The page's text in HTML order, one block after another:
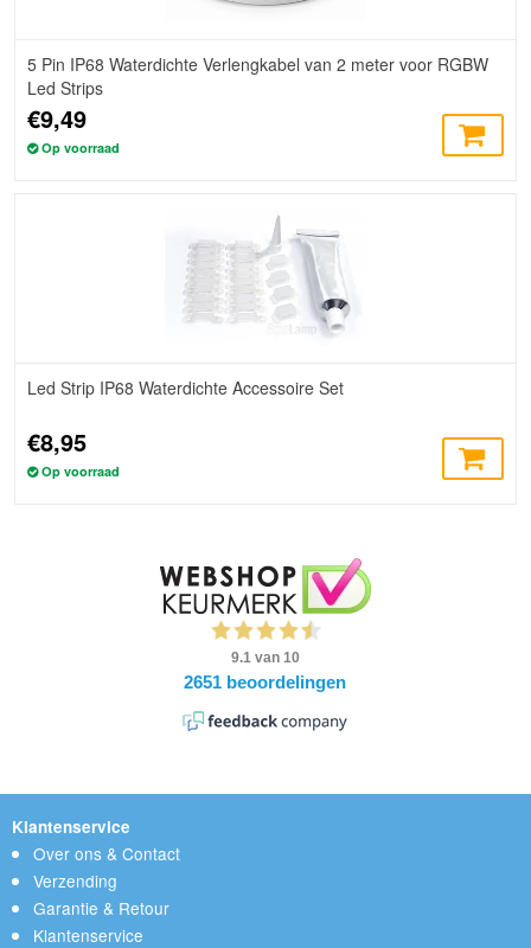
5 Pin IP68 Waterdichte Verlengkabel van 2 meter voor RGBW
Led Strips
€9,49
Op voorraad
Led Strip IP68 Waterdichte Accessoire Set
€8,95
Op voorraad
Klantenservice
Over ons & Contact
Verzending
Garantie & Retour
Klantenservice